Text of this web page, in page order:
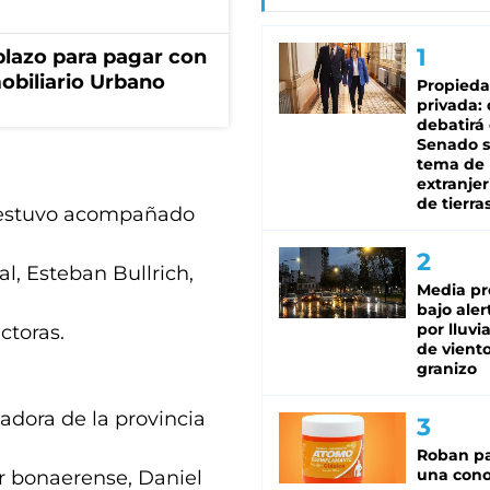
para pagar con
Urbano
acompañado
Esteban Bullrich,
de la provincia
bonaerense, Daniel
privada:
debatirá
Senado
tema de
de
Media
bajo
por
de
granizo
Roban
una